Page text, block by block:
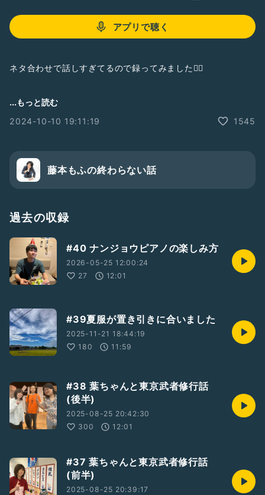
アプリで聴く
ネタ合わせで話しすぎてるので録ってみました🙆‍♀️
...もっと読む
2024-10-10 19:11:19
1545
藤本もふの終わらない話
過去の収録
#40 ナンジョウピアノの楽しみ方
2026-05-25 12:00:24
27
12:01
#39夏服が置き引きに合いました
2025-11-21 18:44:19
180
11:59
#38 葉ちゃんと東京武者修行話
(後半)
2025-08-25 20:42:30
300
12:01
#37 葉ちゃんと東京武者修行話
(前半)
2025-08-25 20:39:17